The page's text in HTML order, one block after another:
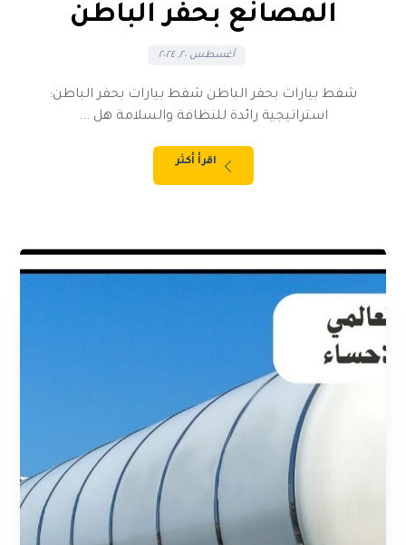
المصانع بحفر الباطن
أغسطس ٢٠, ٢٠٢٤
شفط بيارات بحفر الباطن شفط بيارات بحفر الباطن:
استراتيجية رائدة للنظافة والسلامة هل ...
اقرأ أكثر